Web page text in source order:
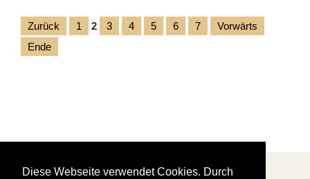
Diese Webseite verwendet Cookies. Durch
Zurück 1 2 3 4 5 6 7
Vorwärts
Ende